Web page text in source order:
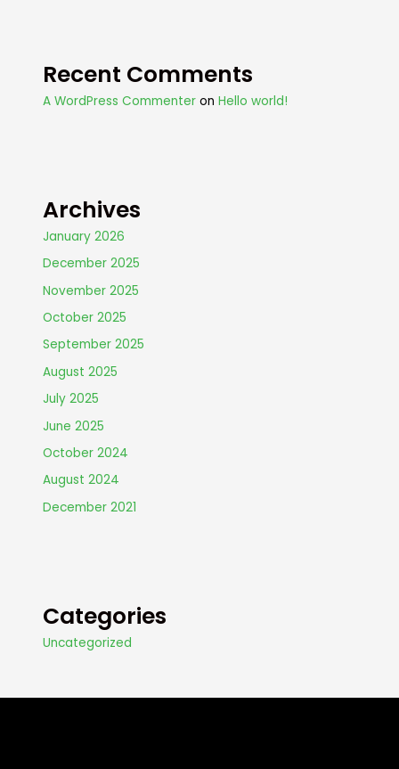
Recent Comments
A WordPress Commenter onHello world!
Archives
January 2026
December 2025
November 2025
October 2025
September 2025
August 2025
July 2025
June 2025
October 2024
August 2024
December 2021
Categories
Uncategorized